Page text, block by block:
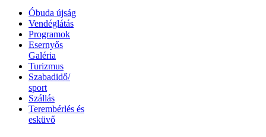
Óbuda újság
Vendéglátás
Programok
Esernyős
Galéria
Turizmus
Szabadidő/
sport
Szállás
Terembérlés és
esküvő